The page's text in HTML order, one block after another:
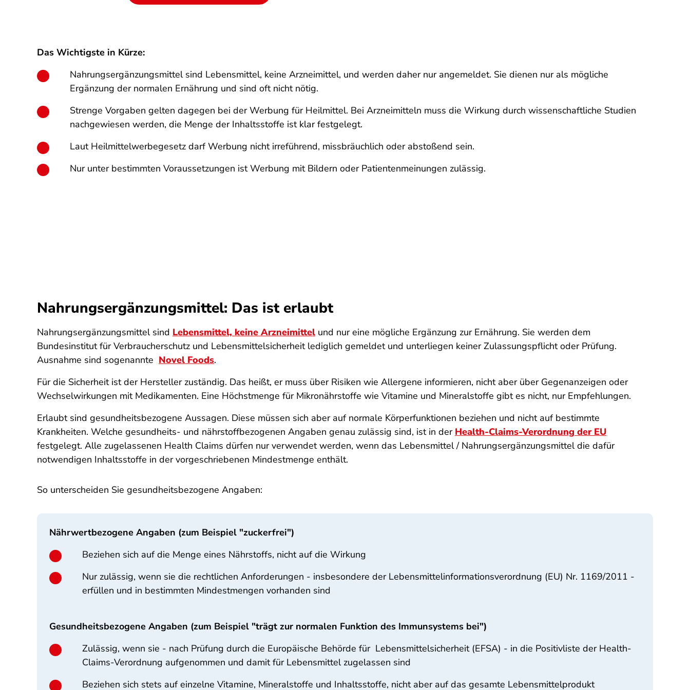
Das Wichtigste in Kürze:
Nahrungsergänzungsmittel sind Lebensmittel, keine Arzneimittel, und werden daher nur angemeldet. Sie dienen nur als mögliche
Ergänzung der normalen Ernährung und sind oft nicht nötig.
Strenge Vorgaben gelten dagegen bei der Werbung für Heilmittel. Bei Arzneimitteln muss die Wirkung durch wissenschaftliche Studien
nachgewiesen werden, die Menge der Inhaltsstoffe ist klar festgelegt.
Laut Heilmittelwerbegesetz darf Werbung nicht irreführend, missbräuchlich oder abstoßend sein.
Nur unter bestimmten Voraussetzungen ist Werbung mit Bildern oder Patientenmeinungen zulässig.
Nahrungsergänzungsmittel: Das ist erlaubt
Nahrungsergänzungsmittel sind Lebensmittel, keine Arzneimittel und nur eine mögliche Ergänzung zur Ernährung. Sie werden dem
Bundesinstitut für Verbraucherschutz und Lebensmittelsicherheit lediglich gemeldet und unterliegen keiner Zulassungspflicht oder Prüfung.
Ausnahme sind sogenannte Novel Foods.
Für die Sicherheit ist der Hersteller zuständig. Das heißt, er muss über Risiken wie Allergene informieren, nicht aber über Gegenanzeigen oder
Wechselwirkungen mit Medikamenten. Eine Höchstmenge für Mikronährstoffe wie Vitamine und Mineralstoffe gibt es nicht, nur Empfehlungen.
Erlaubt sind gesundheitsbezogene Aussagen. Diese müssen sich aber auf normale Körperfunktionen beziehen und nicht auf bestimmte
Krankheiten. Welche gesundheits- und nährstoffbezogenen Angaben genau zulässig sind, ist in der Health-Claims-Verordnung der EU
festgelegt. Alle zugelassenen Health Claims dürfen nur verwendet werden, wenn das Lebensmittel / Nahrungsergänzungsmittel die dafür
notwendigen Inhaltsstoffe in der vorgeschriebenen Mindestmenge enthält.
So unterscheiden Sie gesundheitsbezogene Angaben:
Nährwertbezogene Angaben (zum Beispiel "zuckerfrei")
Beziehen sich auf die Menge eines Nährstoffs, nicht auf die Wirkung
Nur zulässig, wenn sie die rechtlichen Anforderungen - insbesondere der Lebensmittelinformationsverordnung (EU) Nr. 1169/2011 -
erfüllen und in bestimmten Mindestmengen vorhanden sind
Gesundheitsbezogene Angaben (zum Beispiel "trägt zur normalen Funktion des Immunsystems bei")
Zulässig, wenn sie - nach Prüfung durch die Europäische Behörde für Lebensmittelsicherheit (EFSA) - in die Positivliste der Health-
Claims-Verordnung aufgenommen und damit für Lebensmittel zugelassen sind
Beziehen sich stets auf einzelne Vitamine, Mineralstoffe und Inhaltsstoffe, nicht aber auf das gesamte Lebensmittelprodukt